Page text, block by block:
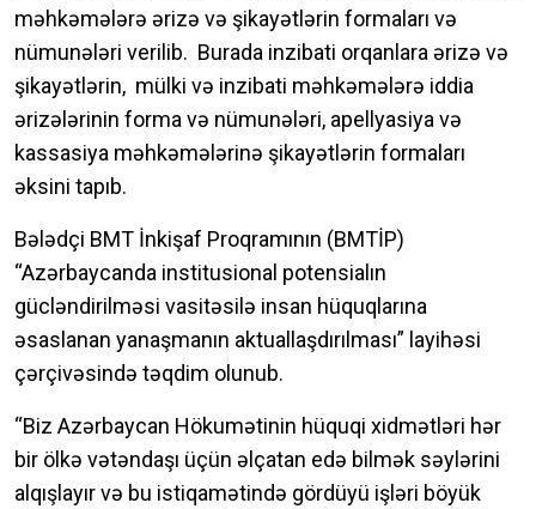
məhkəmələrə ərizə və şikayətlərin formaları və
nümunələri verilib. Burada inzibati orqanlara ərizə və
şikayətlərin, mülki və inzibati məhkəmələrə iddia
ərizələrinin forma və nümunələri, apellyasiya və
kassasiya məhkəmələrinə şikayətlərin formaları
əksini tapıb.
Bələdçi BMT İnkişaf Proqramının (BMTİP)
“Azərbaycanda institusional potensialın
gücləndirilməsi vasitəsilə insan hüquqlarına
əsaslanan yanaşmanın aktuallaşdırılması” layihəsi
çərçivəsində təqdim olunub.
“Biz Azərbaycan Hökumətinin hüquqi xidmətləri hər
bir ölkə vətəndaşı üçün əlçatan edə bilmək səylərini
alqışlayır və bu istiqamətində gördüyü işləri böyük